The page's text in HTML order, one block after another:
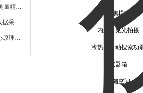
提升GL840-M数据采集器测量精度的操作秘籍
数据采集仪如何助力精准数据采集与分析？​
GL980电压温度记录仪核心原理及行业应用
调焦模式
内置可见光拍摄
冷热点自动搜索功
仪器箱
存储空间